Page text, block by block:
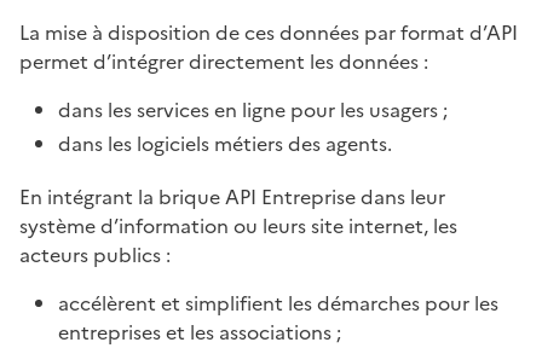
La mise à disposition de ces données par format d’API
permet d’intégrer directement les données :
dans les services en ligne pour les usagers ;
dans les logiciels métiers des agents.
En intégrant la brique API Entreprise dans leur
système d’information ou leurs site internet, les
acteurs publics :
accélèrent et simplifient les démarches pour les
entreprises et les associations ;